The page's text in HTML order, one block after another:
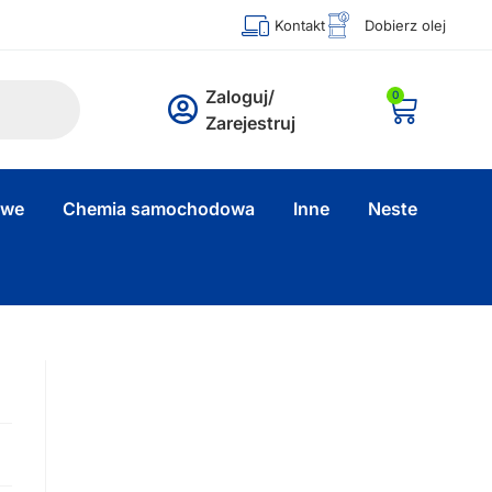
Kontakt Dobierz olej
Zaloguj/
Zarejestruj
0
Chemia samochodowa Inne Neste